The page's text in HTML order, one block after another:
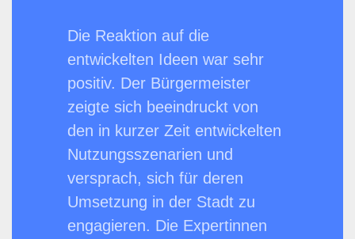
Die Reaktion auf die
entwickelten Ideen war sehr
positiv. Der Bürgermeister
zeigte sich beeindruckt von
den in kurzer Zeit entwickelten
Nutzungsszenarien und
versprach, sich für deren
Umsetzung in der Stadt zu
engagieren. Die Expertinnen